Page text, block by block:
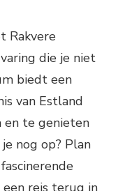
Rakvere
die je niet
biedt een
van Estland
te genieten
nog op? Plan
een reis terug in